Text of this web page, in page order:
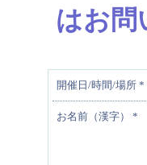
はお問
開催日/時間/場所 *
お名前（漢字） *